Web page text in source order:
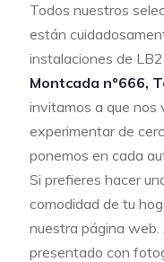
Todos nuestros
están
instalaciones de
Montcada nº666,
invitamos a que nos
experimentar de
ponemos en cada
Si prefieres hacer
comodidad de tu
nuestra página web.
presentado con